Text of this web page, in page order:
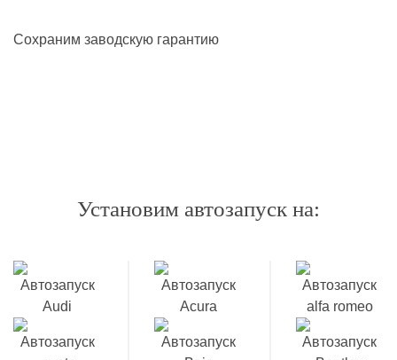
Сохраним заводскую гарантию
Установим автозапуск на: